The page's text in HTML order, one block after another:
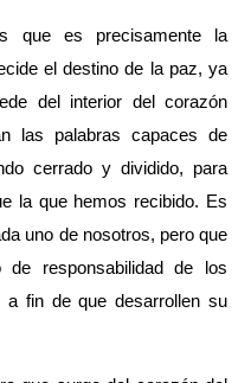
que es precisamente la
el destino de la paz, ya
del interior del corazón
las palabras capaces de
cerrado y dividido, para
la que hemos recibido. Es
uno de nosotros, pero que
de responsabilidad de los
a fin de que desarrollen su